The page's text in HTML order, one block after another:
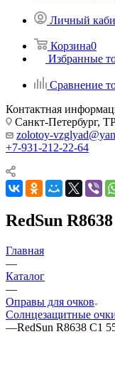
Личный
Корзина0
Избранные
Сравнение
Контактная
Санкт-Петербург,
zolotoy-
+7-931-212-22-64
RedSun
Главная
—
Каталог
—
Оправы для очков
Солнцезащитные
—RedSun R8638 C1